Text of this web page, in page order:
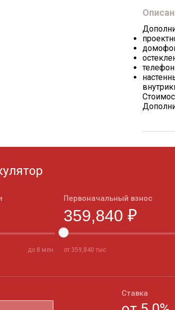
до 8 млн.
Первоначальный взнос
от 359,840 тыс
Ставка